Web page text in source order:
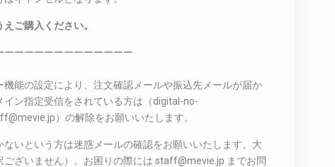
ご購入ください。
ーーーーーーーーーーーー
能の設定により、注文確認メールや振込先メールが届か
イン指定受信をされている方は（digital-no-
）の解除をお願いいたします。
ないという方は迷惑メールの確認をお願いいたします。大
ざいません）。お困りの際には staff@mevie.jp までお問